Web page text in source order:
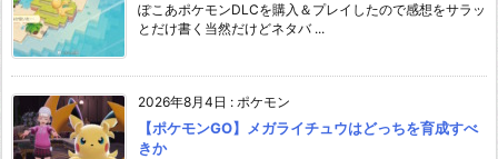
ぽこあポケモンDLCを購入＆プレイしたので感想をサラッ
とだけ書く当然だけどネタバ ...
2026年8月4日 : ポケモン
【ポケモンGO】メガライチュウはどっちを育成すべ
きか